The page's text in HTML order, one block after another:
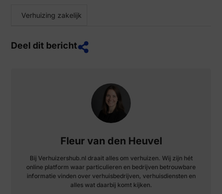
Verhuizing zakelijk
Deel dit bericht
Fleur van den Heuvel
Bij Verhuizershub.nl draait alles om verhuizen. Wij zijn hét
online platform waar particulieren en bedrijven betrouwbare
informatie vinden over verhuisbedrijven, verhuisdiensten en
alles wat daarbij komt kijken.